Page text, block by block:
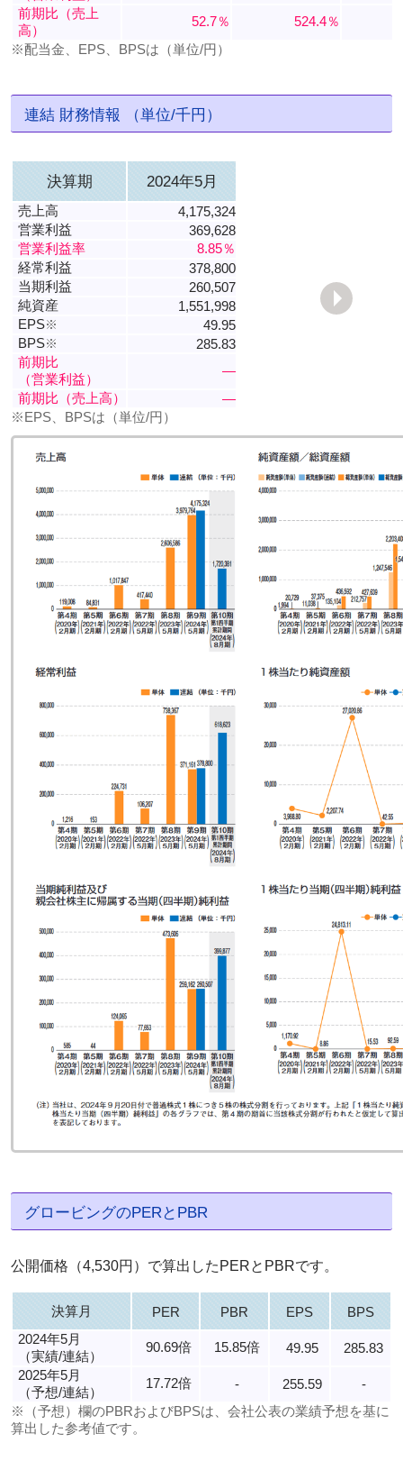
前期比（売上
高）
52.7％
524.4％
※配当金、EPS、BPSは（単位/円）
連結 財務情報 （単位/千円）
決算期 2024年5月
売上高
4,175,324
営業利益
369,628
営業利益率
8.85％
経常利益
378,800
当期利益
260,507
純資産
1,551,998
EPS※
49.95
BPS※
285.83
前期比
（営業利益）
―
前期比（売上高）
―
※EPS、BPSは（単位/円）
グロービングのPERとPBR
公開価格（4,530円）で算出したPERとPBRです。
決算月 PER PBR EPS
BPS
2024年5月
（実績/連結）
90.69倍 15.85倍 49.95
285.83
2025年5月
（予想/連結）
17.72倍 - 255.59
-
※（予想）欄のPBRおよびBPSは、会社公表の業績予想を基に
算出した参考値です。